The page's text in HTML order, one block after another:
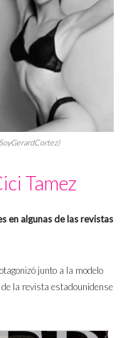
Tamez
en algunas de las revistas
junto a la modelo
la revista estadounidense